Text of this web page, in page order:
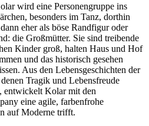
wird eine Personengruppe ins
besonders im Tanz, dorthin
eher als böse Randfigur oder
die Großmütter. Sie sind treibende
Kinder groß, halten Haus und Hof
und das historisch gesehen
Aus den Lebensgeschichten der
Tragik und Lebensfreude
entwickelt Kolar mit den
eine agile, farbenfrohe
auf Moderne trifft.